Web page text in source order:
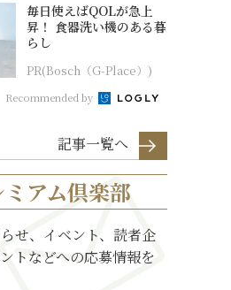
毎日使えばQOLが急上
昇！ 食器洗い機のある暮
らし
PR(Bosch（G-Place）)
Recommended by
記事一覧へ
アム倶楽部
せ、イベント、読者企
トなどへの応募情報を